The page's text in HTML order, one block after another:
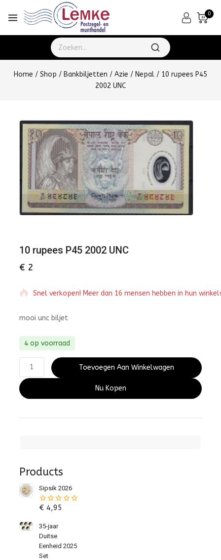
0
Home / Shop / Bankbiljetten / Azie / Nepal / 10 rupees P45
2002 UNC
Products
Sipsik 2026
0
de
€4,95
35-jaar
Duitse
Eenheid 2025
Set
10 rupees P45 2002 UNC
€ 2
Snel verkopen! Meer dan 16 mensen hebben in hun
mooi unc biljet
4 op voorraad
Toevoegen Aan Winkelwagen
Nu Kopen